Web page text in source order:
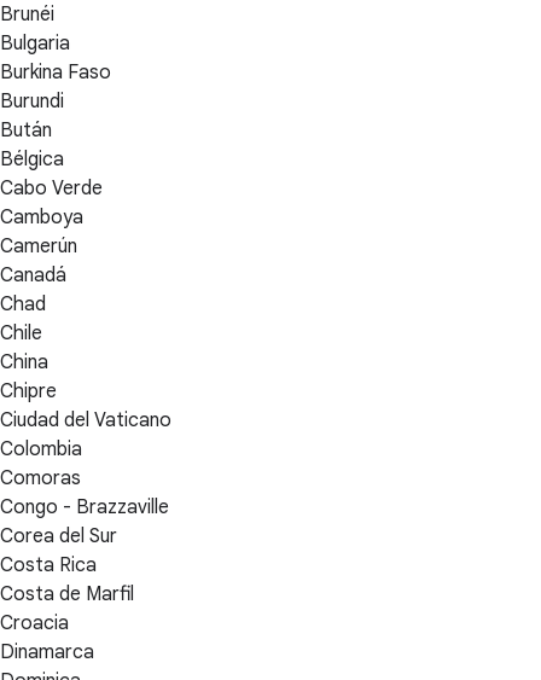
Brunéi
Bulgaria
Burkina Faso
Burundi
Bután
Bélgica
Cabo Verde
Camboya
Camerún
Canadá
Chad
Chile
China
Chipre
Ciudad del Vaticano
Colombia
Comoras
Congo - Brazzaville
Corea del Sur
Costa Rica
Costa de Marfil
Croacia
Dinamarca